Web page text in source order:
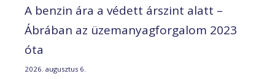
A benzin ára a védett árszint alatt –
Ábrában az üzemanyagforgalom 2023
óta
2026. augusztus 6.